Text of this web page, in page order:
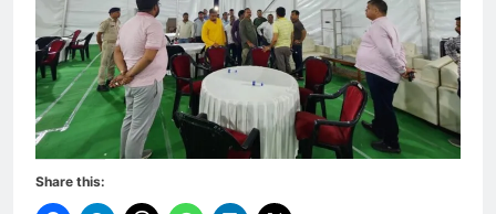
Share this: